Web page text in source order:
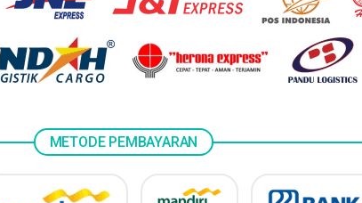
METODE PEMBAYARAN